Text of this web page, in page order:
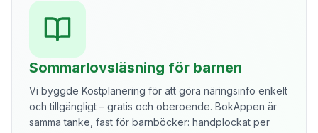
Sommarlovsläsning för barnen
Vi byggde Kostplanering för att göra näringsinfo enkelt
och tillgängligt – gratis och oberoende. BokAppen är
samma tanke, fast för barnböcker: handplockat per